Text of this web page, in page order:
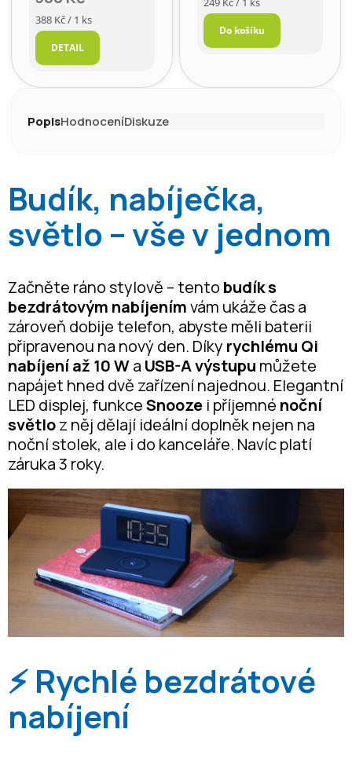
Měrná
cena:
388 Kč / 1 ks
DETAIL
cena:
Do košíku
PopisHodnoceníDiskuze
Budík, nabíječka,
světlo – vše v jednom
Začněte ráno stylově – tento budík s
bezdrátovým nabíjenímvám ukáže čas a
zároveň dobije telefon, abyste měli baterii
připravenou na nový den. Díky rychlému Qi
nabíjení až 10 Wa USB-A výstupu můžete
napájet hned dvě zařízení najednou. Elegantní
LED displej, funkceSnooze i příjemné noční
světloz něj dělají ideální doplněk nejen na
noční stolek, ale i do kanceláře. Navíc platí
záruka 3 roky.
⚡ Rychlé bezdrátové
nabíjení